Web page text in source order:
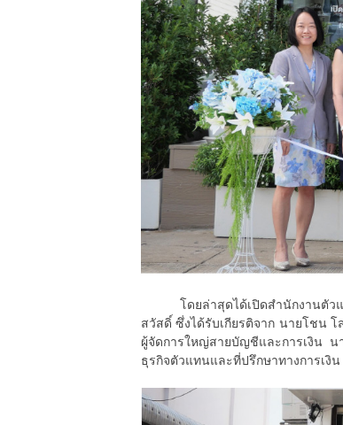
โดยล่าสุดได้เปิดสำนักงานตัวแทน
สวัสดิ์ ซึ่งได้รับเกียรติจาก นายโชน
ผู้จัดการใหญ่สายบัญชีและการเงิน
ธุรกิจตัวแทนและที่ปรึกษาทางการเ